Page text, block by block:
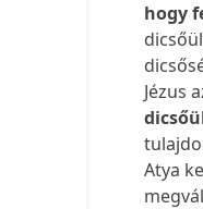
hogy
Jézus
Atya